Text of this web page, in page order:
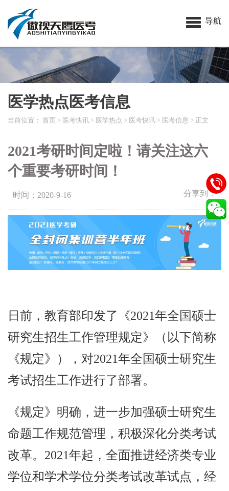
导航
医学热点医考信息
当前位置： 首页 > 医考快讯 > 医学热点 > 医考快讯 > 医考信息 > 正文
2021考研时间定啦！请关注这六
个重要考研时间！
时间：2020-9-16 分享到：
日前，教育部印发了《2021年全国硕士
研究生招生工作管理规定》（以下简称
《规定》），对2021年全国硕士研究生
考试招生工作进行了部署。
《规定》明确，进一步加强硕士研究生
命题工作规范管理，积极深化分类考试
改革。2021年起，全面推进经济类专业
学位和学术学位分类考试改革试点，经